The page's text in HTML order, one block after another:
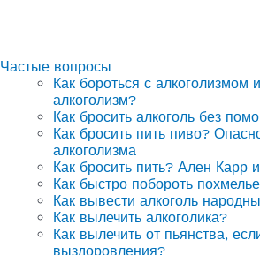
Частые вопросы
Как бороться с алкоголизмом
алкоголизм?
Как бросить алкоголь без
Как бросить пить пиво?
алкоголизма
Как бросить пить? Ален Карр
Как быстро побороть
Как вывести алкоголь
Как вылечить алкоголика?
Как вылечить от пьянства,
выздоровления?